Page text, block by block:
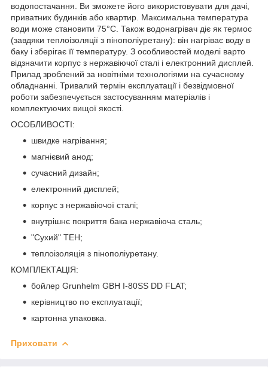
водопостачання. Ви зможете його використовувати для дачі,
приватних будинків або квартир. Максимальна температура
води може становити 75°С. Також водонагрівач діє як термос
(завдяки теплоізоляції з пінополіуретану): він нагріває воду в
баку і зберігає її температуру. З особливостей моделі варто
відзначити корпус з нержавіючої сталі і електронний дисплей.
Прилад зроблений за новітніми технологіями на сучасному
обладнанні. Тривалий термін експлуатації і безвідмовної
роботи забезпечується застосуванням матеріалів і
комплектуючих вищої якості.
ОСОБЛИВОСТІ:
швидке нагрівання;
магнієвий анод;
сучасний дизайн;
електронний дисплей;
корпус з нержавіючої сталі;
внутрішнє покриття бака нержавіюча сталь;
"Сухий" ТЕН;
теплоізоляція з пінополіуретану.
КОМПЛЕКТАЦІЯ:
бойлер Grunhelm GBH I-80SS DD FLAT;
керівництво по експлуатації;
картонна упаковка.
Приховати